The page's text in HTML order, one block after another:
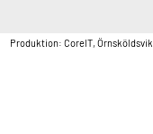
Produktion: CoreIT, Örnsköldsvik